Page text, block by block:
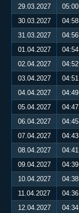
29.03.2027
05:00
30.03.2027
04:58
31.03.2027
04:56
01.04.2027
04:54
02.04.2027
04:52
03.04.2027
04:51
04.04.2027
04:49
05.04.2027
04:47
06.04.2027
04:45
07.04.2027
04:43
08.04.2027
04:41
09.04.2027
04:39
10.04.2027
04:38
11.04.2027
04:36
12.04.2027
04:34